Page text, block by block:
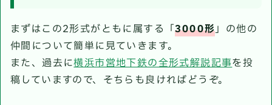
まずはこの2形式がともに属する「3000形」の他の
仲間について簡単に見ていきます。
また、過去に横浜市営地下鉄の全形式解説記事を投
稿していますので、そちらも良ければどうぞ。